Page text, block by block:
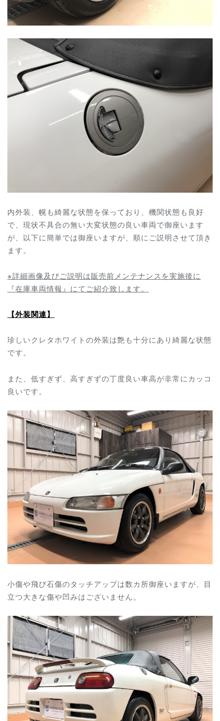
内外装、幌も綺麗な状態を保っており、機関状態も良好
で、現状不具合の無い大変状態の良い車両で御座います
が、以下に簡単では御座いますが、順にご説明させて頂き
ます。
※詳細画像及びご説明は販売前メンテナンスを実施後に
『在庫車両情報』にてご紹介致します。
【外装関連】
珍しいクレタホワイトの外装は艶も十分にあり綺麗な状態
です。
また、低すぎず、高すぎずの丁度良い車高が非常にカッコ
良いです。
小傷や飛び石傷のタッチアップは数カ所御座いますが、目
立つ大きな傷や凹みはございません。